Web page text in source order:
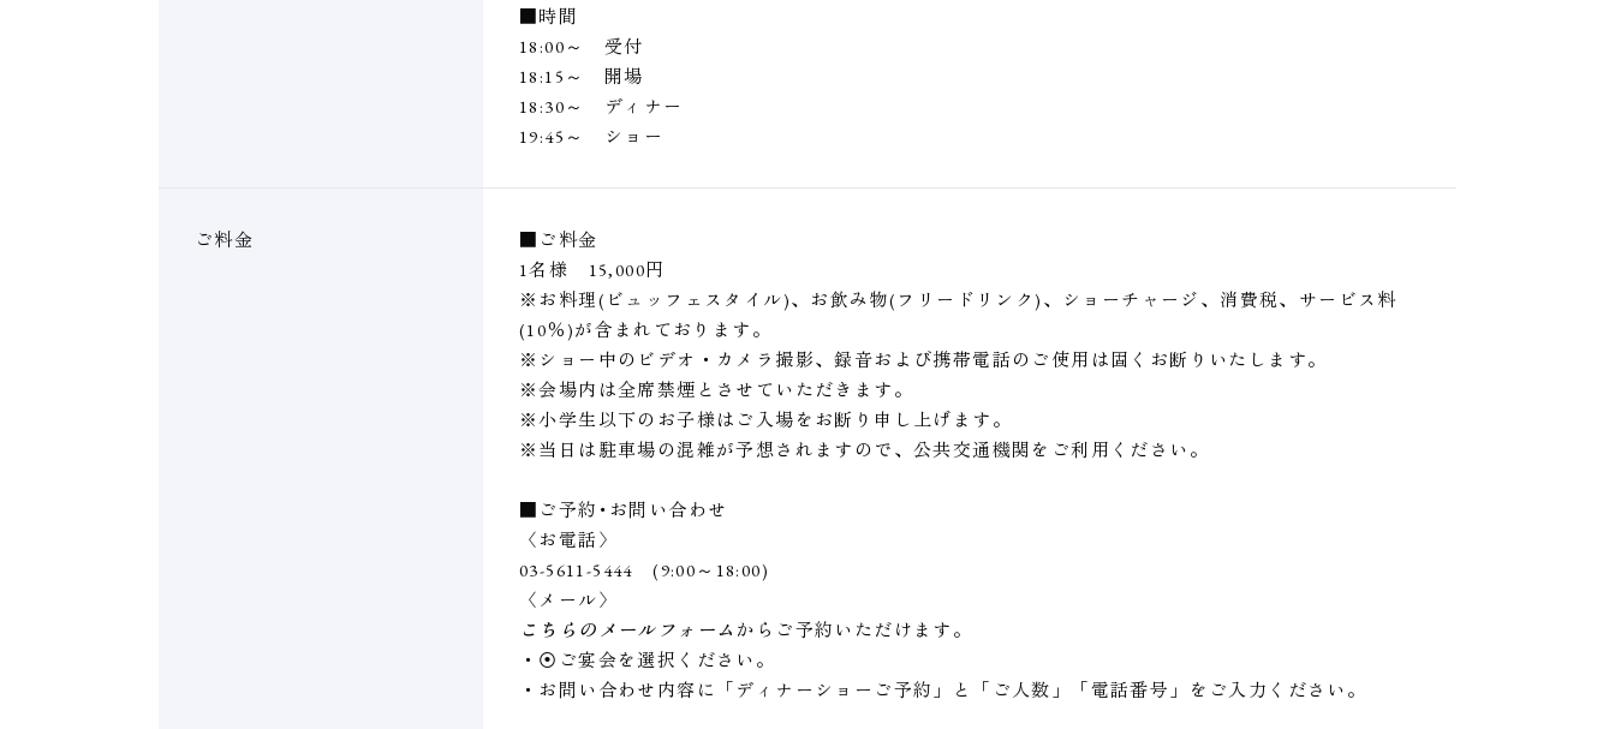
■時間
18:00～ 受付
18:15～ 開場
18:30～ ディナー
19:45～ ショー
ご料金
■ご料金
1名様 15,000円
※お料理(ビュッフェスタイル)、お飲み物(フリードリンク)、ショーチャージ、消費税、サービス料
(10％)が含まれております。
※ショー中のビデオ・カメラ撮影、録音および携帯電話のご使用は固くお断りいたします。
※会場内は全席禁煙とさせていただきます。
※小学生以下のお子様はご入場をお断り申し上げます。
※当日は駐車場の混雑が予想されますので、公共交通機関をご利用ください。
■ご予約･お問い合わせ
〈お電話〉
03-5611-5444 (9:00～18:00)
〈メール〉
こちらのメールフォーム からご予約いただけます。
・⦿ご宴会を選択ください。
・お問い合わせ内容に「ディナーショーご予約」と「ご人数」「電話番号」をご入力ください。